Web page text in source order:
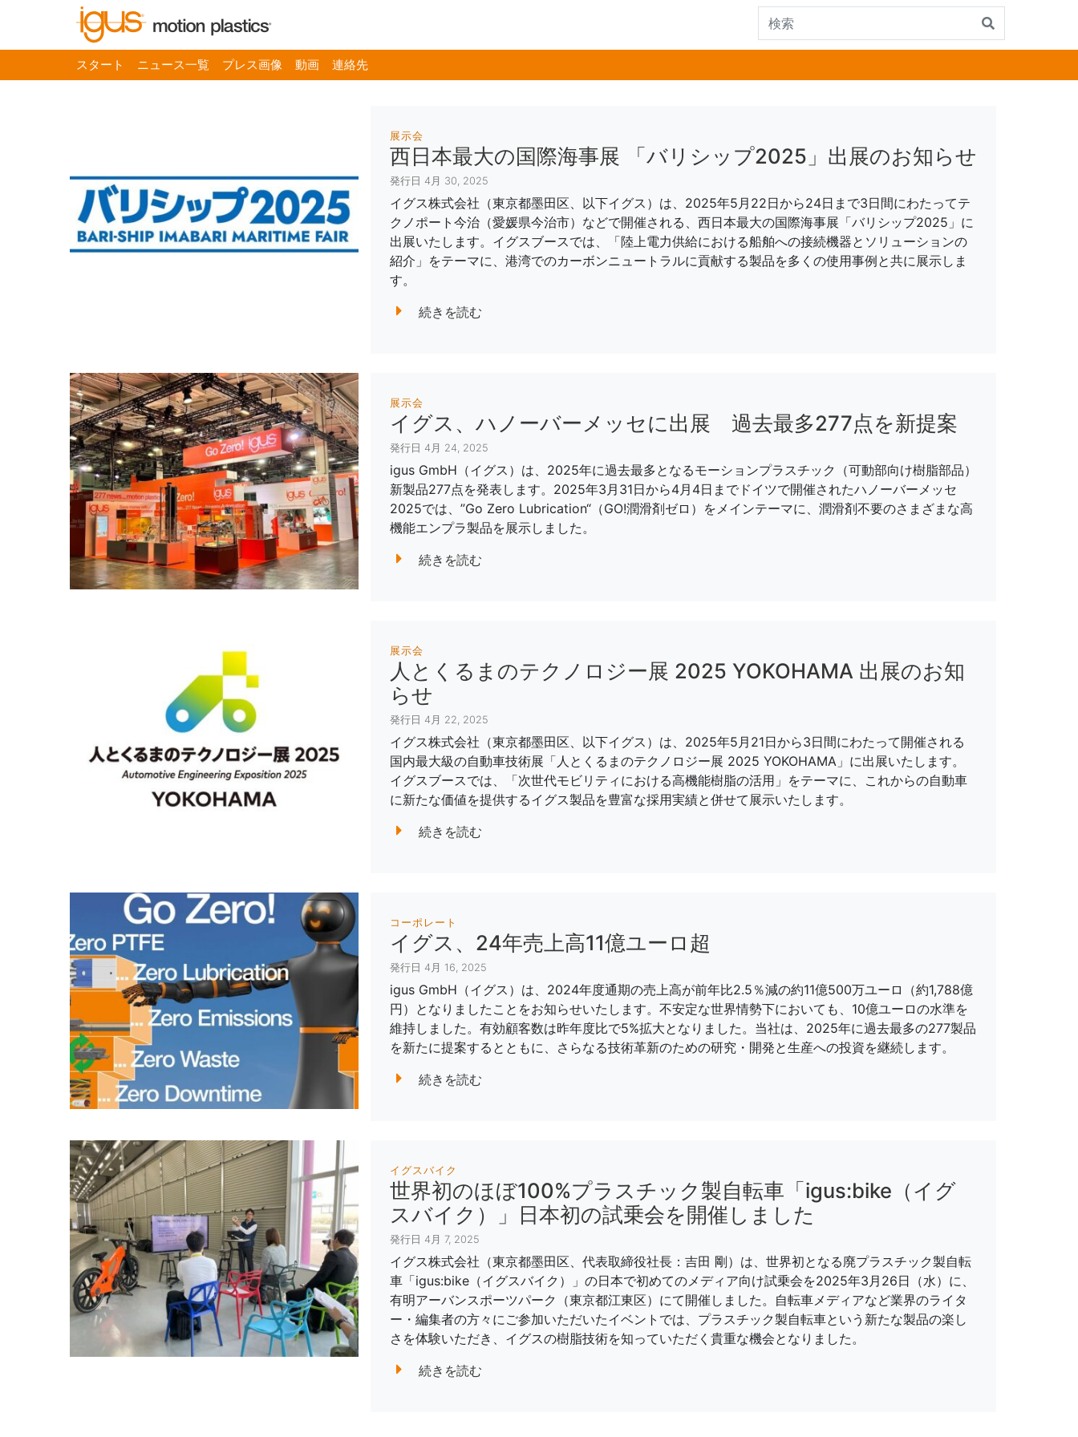
スタート ニュース一覧 プレス画像 動画 連絡先
展示会
西日本最大の国際海事展 「バリシップ2025」出展のお知らせ
発行日 4月 30, 2025
イグス株式会社（東京都墨田区、以下イグス）は、2025年5月22日から24日まで3日間にわたってテ
クノポート今治（愛媛県今治市）などで開催される、西日本最大の国際海事展「バリシップ2025」に
出展いたします。イグスブースでは、「陸上電力供給における船舶への接続機器とソリューションの
紹介」をテーマに、港湾でのカーボンニュートラルに貢献する製品を多くの使用事例と共に展示しま
す。
続きを読む
展示会
イグス、ハノーバーメッセに出展 過去最多277点を新提案
発行日 4月 24, 2025
igus GmbH（イグス）は、2025年に過去最多となるモーションプラスチック（可動部向け樹脂部品）
新製品277点を発表します。2025年3月31日から4月4日までドイツで開催されたハノーバーメッセ
2025では、”Go Zero Lubrication“（GO!潤滑剤ゼロ）をメインテーマに、潤滑剤不要のさまざまな高
機能エンプラ製品を展示しました。
続きを読む
展示会
人とくるまのテクノロジー展 2025 YOKOHAMA 出展のお知
らせ
発行日 4月 22, 2025
イグス株式会社（東京都墨田区、以下イグス）は、2025年5月21日から3日間にわたって開催される
国内最大級の自動車技術展「人とくるまのテクノロジー展 2025 YOKOHAMA」に出展いたします。
イグスブースでは、「次世代モビリティにおける高機能樹脂の活用」をテーマに、これからの自動車
に新たな価値を提供するイグス製品を豊富な採用実績と併せて展示いたします。
続きを読む
コーポレート
イグス、24年売上高11億ユーロ超
発行日 4月 16, 2025
igus GmbH（イグス）は、2024年度通期の売上高が前年比2.5％減の約11億500万ユーロ（約1,788億
円）となりましたことをお知らせいたします。不安定な世界情勢下においても、10億ユーロの水準を
維持しました。有効顧客数は昨年度比で5%拡大となりました。当社は、2025年に過去最多の277製品
を新たに提案するとともに、さらなる技術革新のための研究・開発と生産への投資を継続します。
続きを読む
イグスバイク
世界初のほぼ100%プラスチック製自転車「igus:bike（イグ
スバイク）」日本初の試乗会を開催しました
発行日 4月 7, 2025
イグス株式会社（東京都墨田区、代表取締役社長：吉田 剛）は、世界初となる廃プラスチック製自転
車「igus:bike（イグスバイク）」の日本で初めてのメディア向け試乗会を2025年3月26日（水）に、
有明アーバンスポーツパーク（東京都江東区）にて開催しました。自転車メディアなど業界のライタ
ー・編集者の方々にご参加いただいたイベントでは、プラスチック製自転車という新たな製品の楽し
さを体験いただき、イグスの樹脂技術を知っていただく貴重な機会となりました。
続きを読む